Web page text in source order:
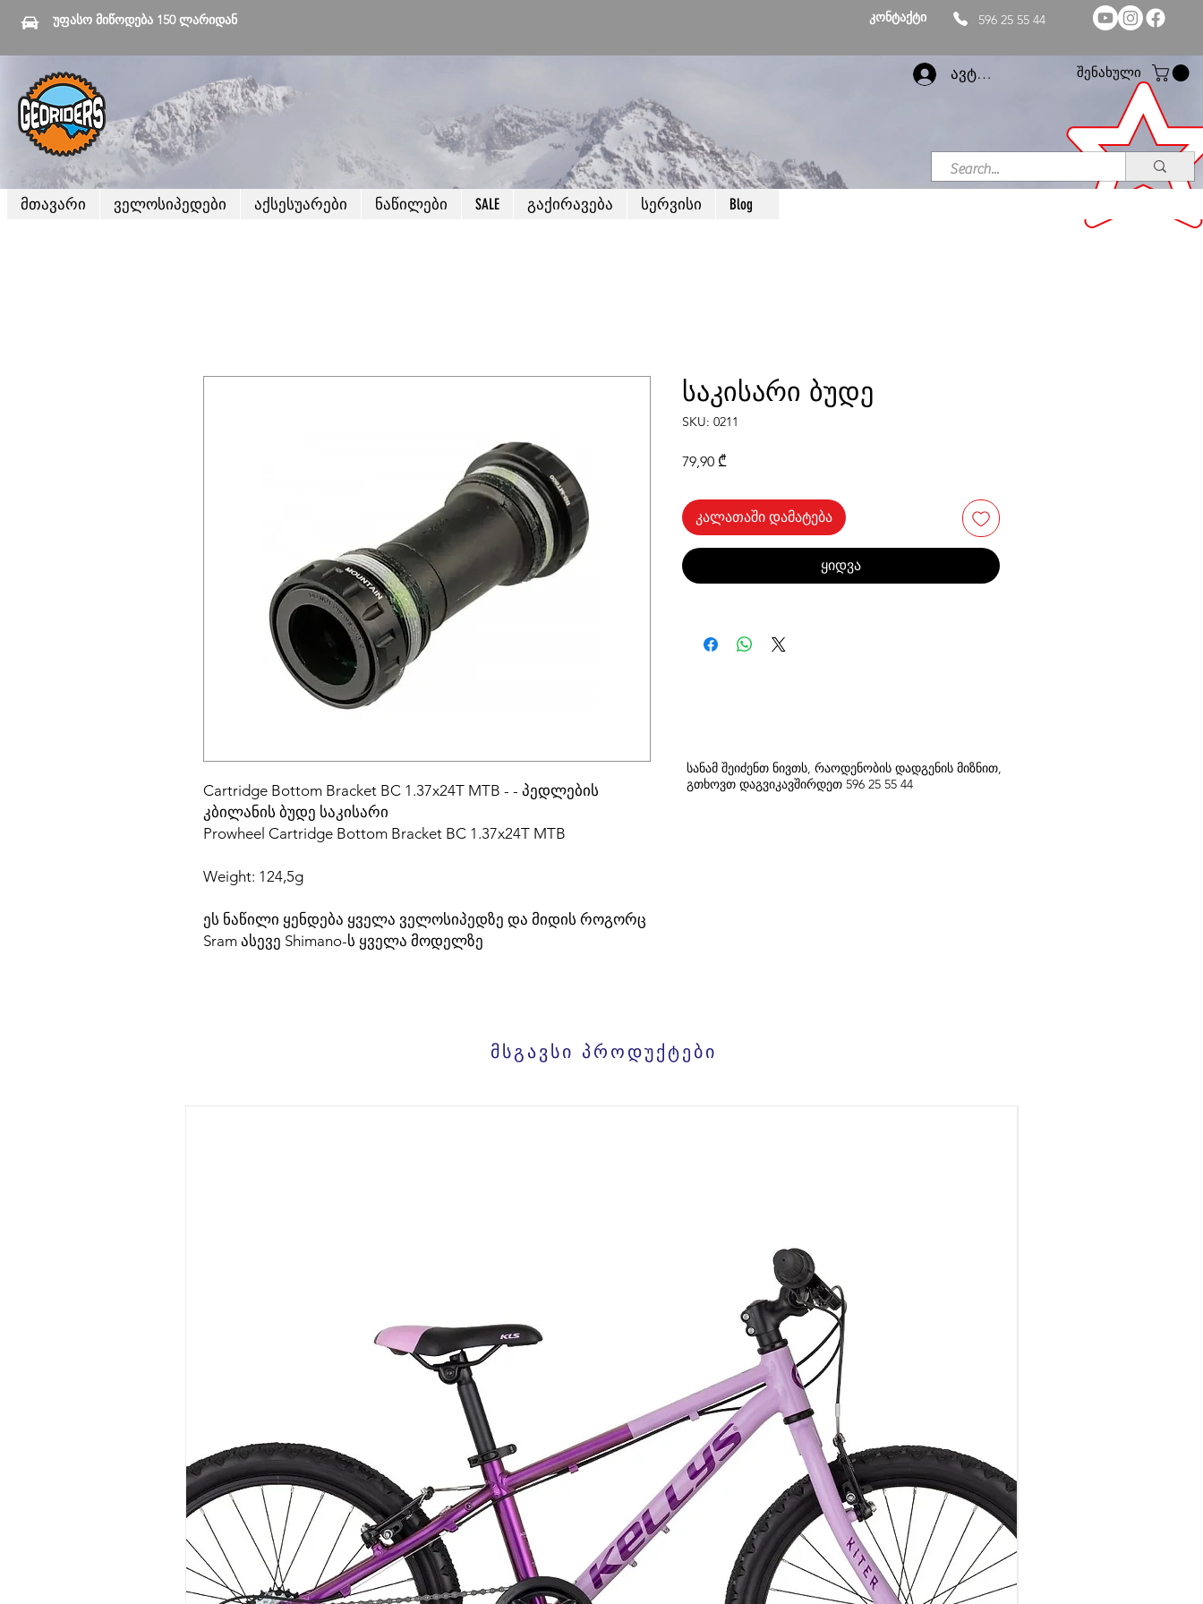
უფასო მიწოდება 150 ლარიდან კონტაქტი 596 25 55 44
ავტორიზაცია შენახული
მთავარი ველოსიპედები აქსესუარები ნაწილები SALE გაქირავება სერვისი Blog
Cartridge Bottom Bracket BC 1.37x24T MTB - - პედლების
კბილანის ბუდე საკისარი
Prowheel Cartridge Bottom Bracket BC 1.37x24T MTB
Weight: 124,5g
ეს ნაწილი ყენდება ყველა ველოსიპედზე და მიდის როგორც
Sram ასევე Shimano-ს ყველა მოდელზე
საკისარი ბუდე
SKU: 0211
79,90 ₾
კალათაში დამატება
ყიდვა
სანამ შეიძენთ ნივთს, რაოდენობის დადგენის მიზნით,
გთხოვთ დაგვიკავშირდეთ 596 25 55 44
მსგავსი პროდუქტები